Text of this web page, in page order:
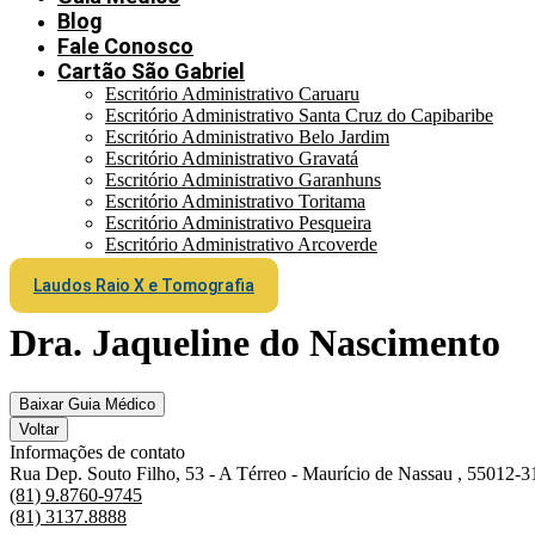
Blog
Fale Conosco
Cartão São Gabriel
Escritório Administrativo Caruaru
Escritório Administrativo Santa Cruz do Capibaribe
Escritório Administrativo Belo Jardim
Escritório Administrativo Gravatá
Escritório Administrativo Garanhuns
Escritório Administrativo Toritama
Escritório Administrativo Pesqueira
Escritório Administrativo Arcoverde
Laudos Raio X e Tomografia
Dra. Jaqueline do Nascimento
Baixar Guia Médico
Voltar
Informações de contato
Rua Dep. Souto Filho, 53 - A Térreo - Maurício de Nassau , 55012-
(81) 9.8760-9745
(81) 3137.8888